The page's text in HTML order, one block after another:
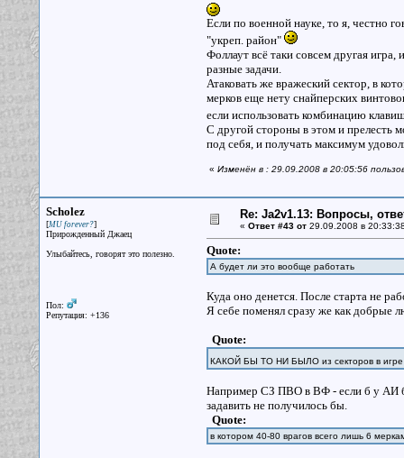
Если по военной науке, то я, честно
"укреп. район"
Фоллаут всё таки совсем другая
разные задачи.
Атаковать же вражеский сектор, в
мерков еще нету снайперских
если использовать комбинацию
С другой стороны в этом и прелесть
под себя, и получать максимум
« Изменён в : 29.09.2008 в 20:05:56
Scholez
[MU forever?]
Прирожденный Джаец
Улыбайтесь, говорят это полезно.
Пол:
Репутация: +136
Re: Ja2v1.13: Вопросы,
« Ответ #43 от29.09.2008 в
Quote:
А будет ли это вообще работать
Куда оно денется. После старта не
Я себе поменял сразу же как добрые
Quote:
КАКОЙ БЫ ТО НИ БЫЛО из секторов в игре
Например СЗ ПВО в ВФ - если б у АИ
задавить не получилось бы.
Quote:
в котором 40-80 врагов всего лишь 6